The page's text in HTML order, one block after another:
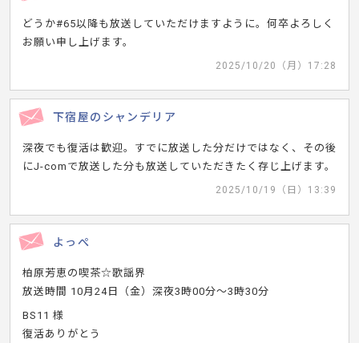
どうか#65以降も放送していただけますように。何卒よろしく
お願い申し上げます。
2025/10/20（月）17:28
下宿屋のシャンデリア
深夜でも復活は歓迎。すでに放送した分だけではなく、その後
にJ-comで放送した分も放送していただきたく存じ上げます。
2025/10/19（日）13:39
よっぺ
柏原芳恵の喫茶☆歌謡界
放送時間 10月24日（金）深夜3時00分～3時30分
BS11 様
復活ありがとう